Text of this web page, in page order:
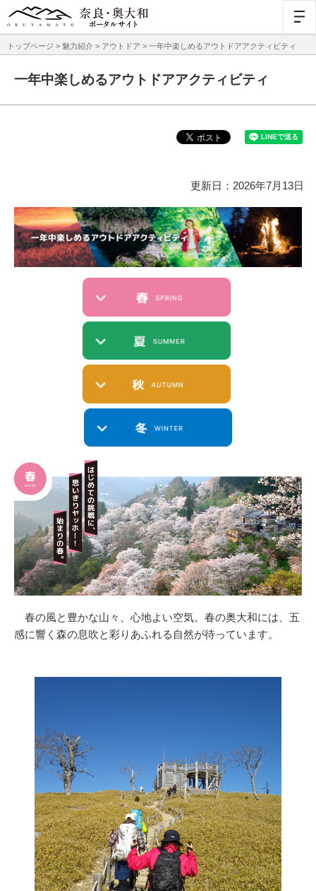
トップページ > 魅力紹介 > アウトドア > 一年中楽しめるアウトドアアクティビティ
一年中楽しめるアウトドアアクティビティ
更新日：2026年7月13日
春の風と豊かな山々、心地よい空気。春の奥大和には、五
感に響く森の息吹と彩りあふれる自然が待っています。